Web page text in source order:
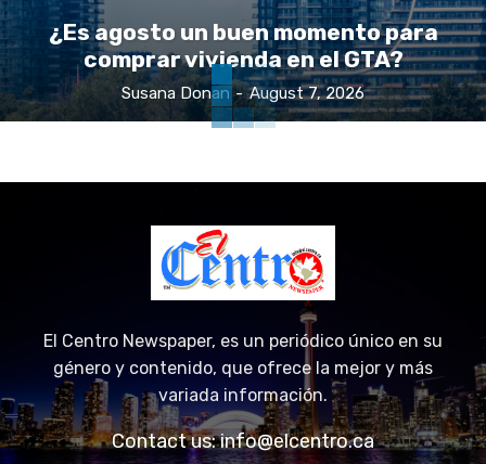
¿Es agosto un buen momento para
comprar vivienda en el GTA?
Susana Donan - August 7, 2026